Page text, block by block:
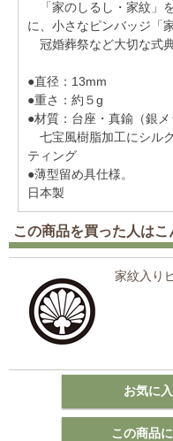
「家のしるし・家紋」
に、小さなピンバッジ「
冠婚葬祭など大切な式
●直径：13mm
●重さ：約５g
●材質：台座・真鍮（銀メ
七宝風樹脂加工にシル
ティング
●薄型留め具仕様。
日本製
この商品を買った人はこ
家紋入り